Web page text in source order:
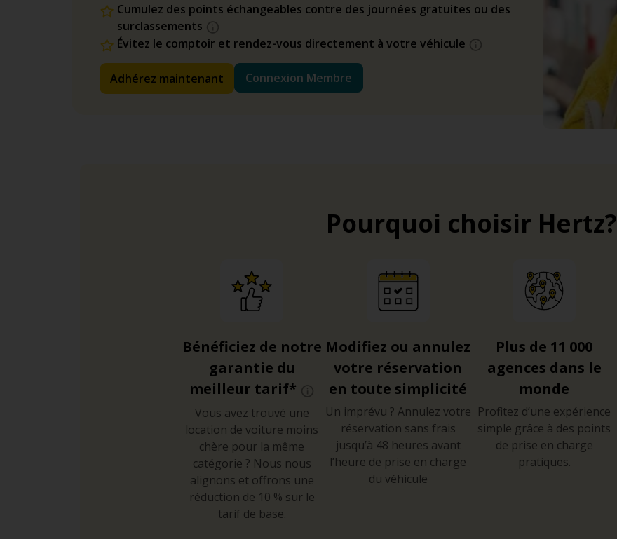
Cumulez des points échangeables contre des journées gratuites ou des
surclassements
Évitez le comptoir et rendez-vous directement à votre véhicule
Adhérez maintenant Connexion Membre
Pourquoi choisir Hertz?
Bénéficiez de notre
garantie du
meilleur tarif*
Vous avez trouvé une
location de voiture moins
chère pour la même
catégorie ? Nous nous
alignons et offrons une
réduction de 10 % sur le
tarif de base.
Modifiez ou annulez
votre réservation
en toute simplicité
Un imprévu ? Annulez votre
réservation sans frais
jusqu’à 48 heures avant
l’heure de prise en charge
du véhicule
Plus de 11 000
agences dans le
monde
Profitez d’une expérience
simple grâce à des points
de prise en charge
pratiques.